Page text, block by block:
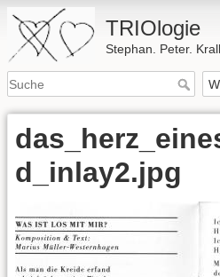
TRIOlogie
Stephan. Peter.
d_inlay2.jpg